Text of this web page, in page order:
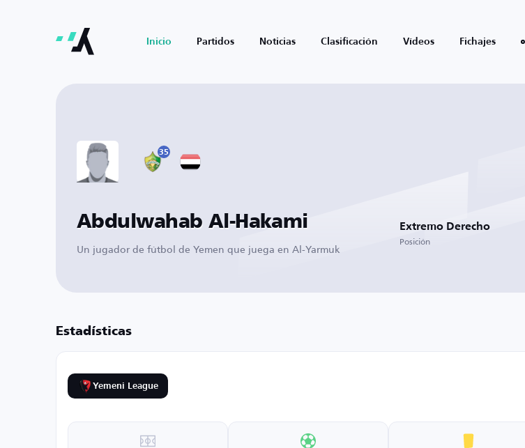
Inicio Partidos Noticias Clasificación Vídeos Fichajes
35
Abdulwahab Al-Hakami
Un jugador de fútbol de Yemen que juega en Al-Yarmuk
Extremo Derecho
Posición
Estadísticas
Yemeni League